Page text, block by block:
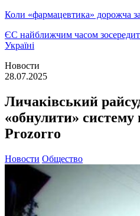
Коли «фармацевтика» дорожча за
ЄС найближчим часом
Україні
Новости
28.07.2025
Личаківський
«обнулити» систему
Prozorro
Новости Общество